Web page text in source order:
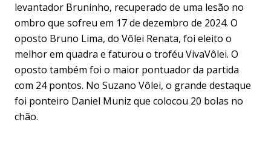
levantador Bruninho, recuperado de uma lesão no
ombro que sofreu em 17 de dezembro de 2024. O
oposto Bruno Lima, do Vôlei Renata, foi eleito o
melhor em quadra e faturou o troféu VivaVôlei. O
oposto também foi o maior pontuador da partida
com 24 pontos. No Suzano Vôlei, o grande destaque
foi ponteiro Daniel Muniz que colocou 20 bolas no
chão.